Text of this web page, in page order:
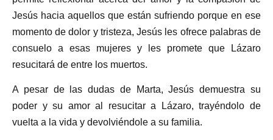
Jesús hacia aquellos que están sufriendo porque en ese
momento de dolor y tristeza, Jesús les ofrece palabras de
consuelo a esas mujeres y les promete que Lázaro
resucitará de entre los muertos.
A pesar de las dudas de Marta, Jesús demuestra su
poder y su amor al resucitar a Lázaro, trayéndolo de
vuelta a la vida y devolviéndole a su familia.